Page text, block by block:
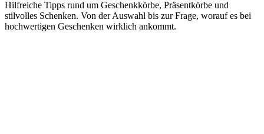
Hilfreiche Tipps rund um Geschenkkörbe, Präsentkörbe und
stilvolles Schenken. Von der Auswahl bis zur Frage, worauf es bei
hochwertigen Geschenken wirklich ankommt.